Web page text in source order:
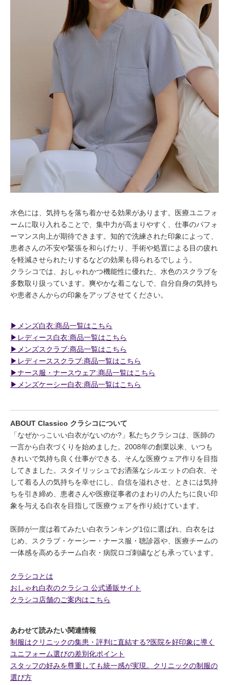
水色には、気持ちを落ち着かせる効果があります。医療ユニフォ
ームに取り入れることで、集中力が高まりやすく、仕事のパフォ
ーマンス向上が期待できます。知的で洗練された印象によって、
患者さんの不安や緊張を和らげたり、手術や処置による目の疲れ
を軽減させられたりするなどの効果も得られるでしょう。
クラシコでは、おしゃれかつ機能性に優れた、水色のスクラブを
多数取り扱っています。爽やかな着こなしで、自分自身の気持ち
や患者さんからの印象をアップさせてください。
▶︎メンズ白衣:商品一覧はこちら
▶︎レディース白衣:商品一覧はこちら
▶︎メンズスクラブ:商品一覧はこちら
▶︎レディーススクラブ:商品一覧はこちら
▶︎ナース服・ナースウェア:商品一覧はこちら
▶︎メンズケーシー白衣:商品一覧はこちら
ABOUT Classico クラシコについて
「なぜかっこいい白衣がないのか?」私たちクラシコは、医師の
一言から白衣づくりを始めました。2008年の創業以来、いつも
きれいで気持ち良く仕事ができる、そんな医療ウェア作りを目指
してきました。スタイリッシュでお洒落なシルエットの白衣、そ
して着る人の気持ちを幸せにし、自信を溢れさせ、ときには気持
ちを引き締め、患者さんや医療従事者のまわりの人たちに良い印
象を与える白衣を目指して医療ウェアを作り続けています。
医師が一度は着てみたい白衣ランキング1位に選ばれ、白衣をは
じめ、スクラブ・ケーシー・ナース服・聴診器や、医療チームの
一体感を高めるチーム白衣・病院ロゴ刺繍なども承っています。
クラシコとは
おしゃれ白衣のクラシコ 公式通販サイト
クラシコ店舗のご案内はこちら
あわせて読みたい関連情報
制服はクリニックの集患・評判に直結する?医院を好印象に導く
ユニフォーム選びの差別化ポイント
スタッフの好みを尊重しても統一感が実現。クリニックの制服の
選び方